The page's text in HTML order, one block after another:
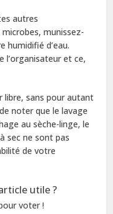
autres
munissez-
humidifié d’eau.
l’organisateur et ce,
libre, sans pour autant
noter que le lavage
au sèche-linge, le
sec ne sont pas
de votre
utile ?
voter !